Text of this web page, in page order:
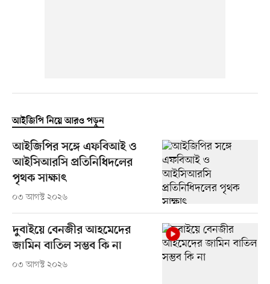
আইজিপি নিয়ে আরও পড়ুন
আইজিপির সঙ্গে এফবিআই ও
আইসিআরসি প্রতিনিধিদলের
পৃথক সাক্ষাৎ
০৩ আগস্ট ২০২৬
দুবাইয়ে বেনজীর আহমেদের
জামিন বাতিল সম্ভব কি না
০৩ আগস্ট ২০২৬